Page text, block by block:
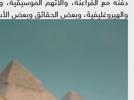
والهيروغليفية، وبعض الحقائق وبعض